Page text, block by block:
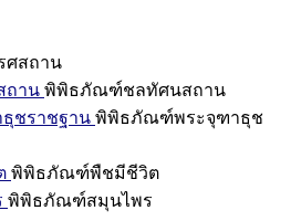
ศสถาน
าน พิพิธภัณฑ์ชลทัศนสถาน
ชราชฐาน พิพิธภัณฑ์พระจุฑาธุช
พิพิธภัณฑ์พืชมีชีวิต
พิพิธภัณฑ์สมุนไพร